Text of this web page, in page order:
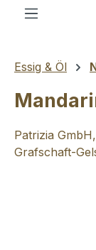
Essig & Öl
Patrizia
Grafschaft-